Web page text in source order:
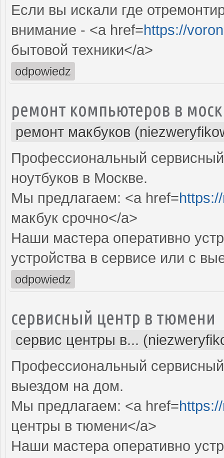
Если вы искали где
внимание - <a href=https://
бытовой техники</a>
odpowiedz
ремонт компьютеров в
ремонт макбуков
Профессиональный
ноутбуков в Москве.
Мы предлагаем: <a href=
макбук срочно</a>
Наши мастера оперативно
устройства в сервисе или с
odpowiedz
сервисный центр в тюмени
сервис центры в...
Профессиональный
выездом на дом.
Мы предлагаем: <a href=
центры в тюмени</a>
Наши мастера оперативно